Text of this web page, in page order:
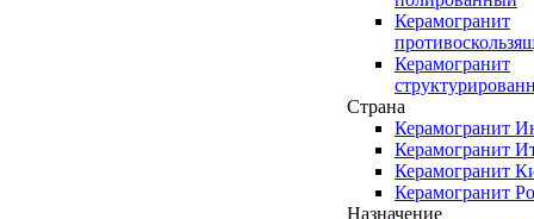
Керамогранит
Керамогранит
Страна
Керамогранит
Керамогранит
Керамогранит
Керамогранит
Назначение